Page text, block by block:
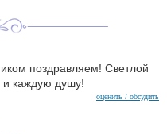
поздравляем! Светлой
каждую душу!
оценить / обсудить